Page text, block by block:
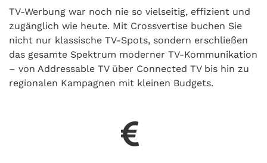
TV-Werbung war noch nie so vielseitig, effizient und
zugänglich wie heute. Mit Crossvertise buchen Sie
nicht nur klassische TV-Spots, sondern erschließen
das gesamte Spektrum moderner TV-Kommunikation
– von Addressable TV über Connected TV bis hin zu
regionalen Kampagnen mit kleinen Budgets.